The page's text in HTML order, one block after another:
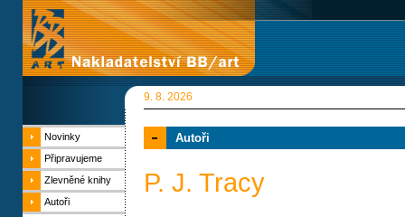
9. 8. 2026
Novinky
Připravujeme
Zlevněné knihy
Autoři
Autoři
P. J. Tracy